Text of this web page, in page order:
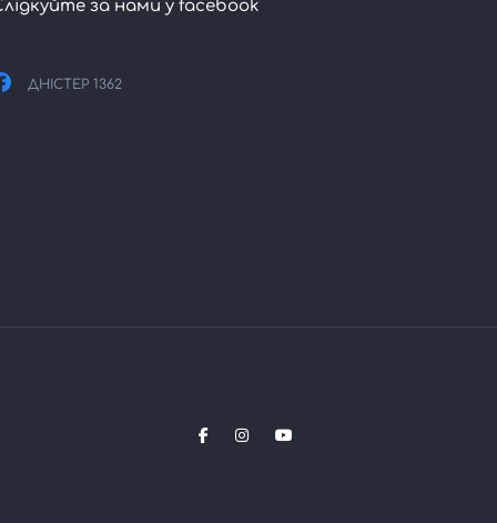
за нами у facebook
ДНІСТЕР 1362